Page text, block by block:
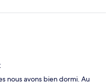
nous avons bien dormi. Au